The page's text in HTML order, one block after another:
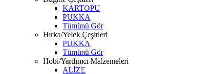
KARTOPU
PUKKA
Tümünü Gör
Hırka/Yelek Çeşitleri
PUKKA
Tümünü Gör
Hobi/Yardımcı Malzemeleri
ALİZE